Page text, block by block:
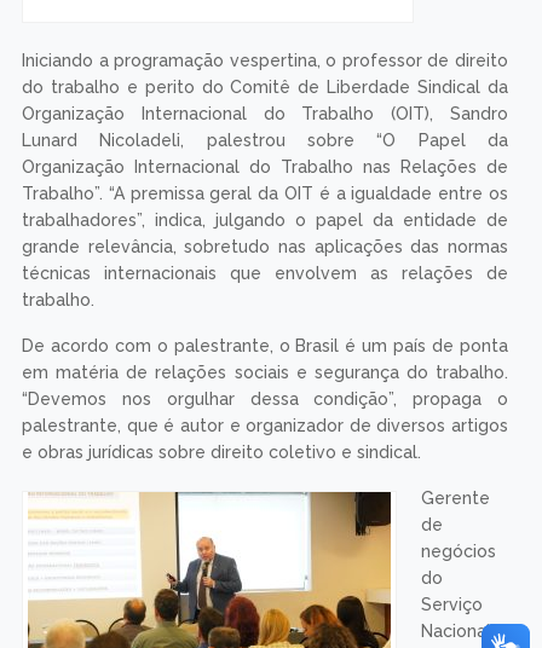
Iniciando a programação vespertina, o professor de direito
do trabalho e perito do Comitê de Liberdade Sindical da
Organização Internacional do Trabalho (OIT), Sandro
Lunard Nicoladeli, palestrou sobre “O Papel da
Organização Internacional do Trabalho nas Relações de
Trabalho”. “A premissa geral da OIT é a igualdade entre os
trabalhadores”, indica, julgando o papel da entidade de
grande relevância, sobretudo nas aplicações das normas
técnicas internacionais que envolvem as relações de
trabalho.
De acordo com o palestrante, o Brasil é um país de ponta
em matéria de relações sociais e segurança do trabalho.
“Devemos nos orgulhar dessa condição”, propaga o
palestrante, que é autor e organizador de diversos artigos
e obras jurídicas sobre direito coletivo e sindical.
Gerente
de
negócios
do
Serviço
Nacional